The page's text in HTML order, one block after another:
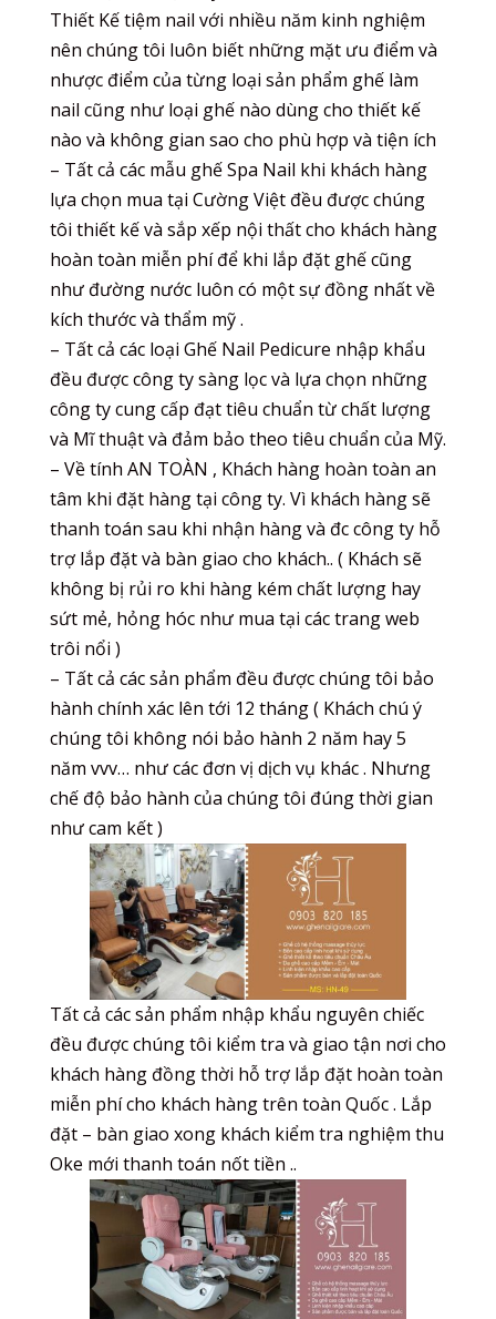
Thiết Kế tiệm nail với nhiều năm kinh nghiệm
nên chúng tôi luôn biết những mặt ưu điểm và
nhược điểm của từng loại sản phẩm ghế làm
nail cũng như loại ghế nào dùng cho thiết kế
nào và không gian sao cho phù hợp và tiện ích
– Tất cả các mẫu ghế Spa Nail khi khách hàng
lựa chọn mua tại Cường Việt đều được chúng
tôi thiết kế và sắp xếp nội thất cho khách hàng
hoàn toàn miễn phí để khi lắp đặt ghế cũng
như đường nước luôn có một sự đồng nhất về
kích thước và thẩm mỹ .
– Tất cả các loại Ghế Nail Pedicure nhập khẩu
đều được công ty sàng lọc và lựa chọn những
công ty cung cấp đạt tiêu chuẩn từ chất lượng
và Mĩ thuật và đảm bảo theo tiêu chuẩn của Mỹ.
– Về tính AN TOÀN , Khách hàng hoàn toàn an
tâm khi đặt hàng tại công ty. Vì khách hàng sẽ
thanh toán sau khi nhận hàng và đc công ty hỗ
trợ lắp đặt và bàn giao cho khách.. ( Khách sẽ
không bị rủi ro khi hàng kém chất lượng hay
sứt mẻ, hỏng hóc như mua tại các trang web
trôi nổi )
– Tất cả các sản phẩm đều được chúng tôi bảo
hành chính xác lên tới 12 tháng ( Khách chú ý
chúng tôi không nói bảo hành 2 năm hay 5
năm vvv… như các đơn vị dịch vụ khác . Nhưng
chế độ bảo hành của chúng tôi đúng thời gian
như cam kết )
Tất cả các sản phẩm nhập khẩu nguyên chiếc
đều được chúng tôi kiểm tra và giao tận nơi cho
khách hàng đồng thời hỗ trợ lắp đặt hoàn toàn
miễn phí cho khách hàng trên toàn Quốc . Lắp
đặt – bàn giao xong khách kiểm tra nghiệm thu
Oke mới thanh toán nốt tiền ..